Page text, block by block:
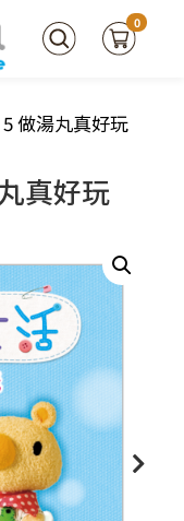
0
做湯丸真好玩
真好玩